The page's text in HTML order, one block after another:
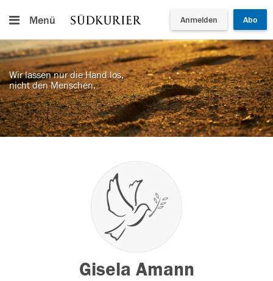
Menü Anmelden Abo
Wir lassen nur die Hand los,
nicht den Menschen.
Gisela Amann